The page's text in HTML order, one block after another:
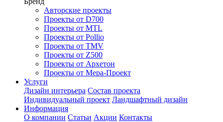
Авторские проекты
Проекты от D700
Проекты от MTL
Проекты от Pollio
Проекты от TMV
Проекты от Z500
Проекты от Архетон
Проекты от Мера-Проект
Услуги
Дизайн интерьера Состав проекта
Индивидуальный проект Ландшафтный дизайн
Информация
О компании Статьи Акции Контакты